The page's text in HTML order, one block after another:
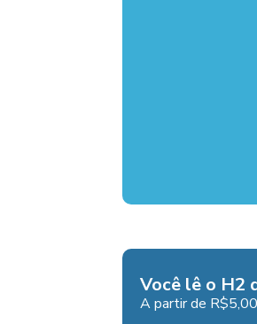
Você lê o H2
A partir de